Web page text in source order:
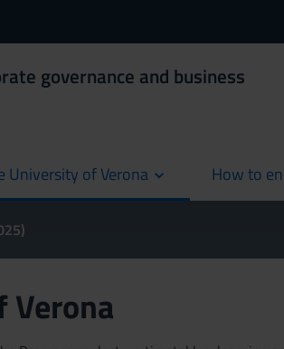
governance and business
University of Verona How to